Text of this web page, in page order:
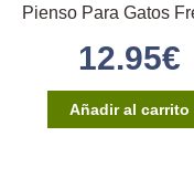
12.95€
Añadir al carrito